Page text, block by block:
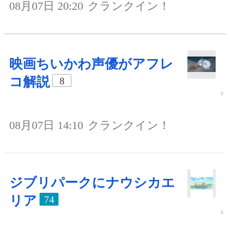
08月07日 20:20 クランクイン！
映画ちいかわ声優がアフレ
コ解説
8
08月07日 14:10 クランクイン！
ジブリパークにナウシカエ
リア
74